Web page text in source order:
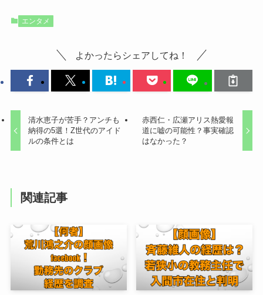
エンタメ
よかったらシェアしてね！
清水恵子が苦手？アンチも
納得の5選！Z世代のアイド
ルの条件とは
赤西仁・広瀬アリス熱愛報
道に嘘の可能性？事実確認
はなかった？
関連記事